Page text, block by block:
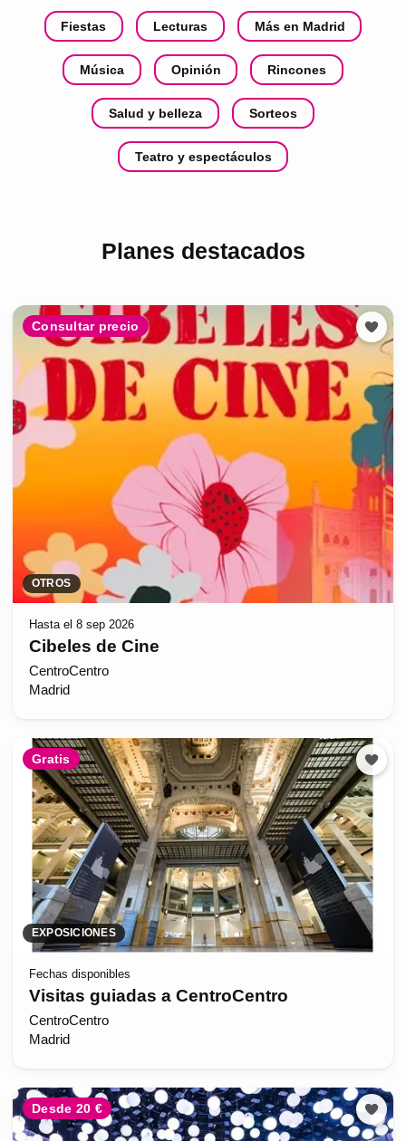
Fiestas Lecturas Más en Madrid
Música Opinión Rincones
Salud y belleza Sorteos
Teatro y espectáculos
Planes destacados
Consultar precio
OTROS
Hasta el 8 sep 2026
Cibeles de Cine
CentroCentro
Madrid
Gratis
EXPOSICIONES
Fechas disponibles
Visitas guiadas a CentroCentro
CentroCentro
Madrid
Desde 20 €